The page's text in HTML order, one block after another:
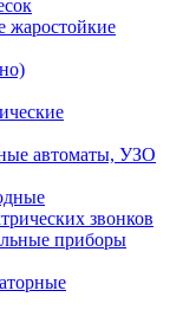
автоматы, УЗО
звонков
приборы